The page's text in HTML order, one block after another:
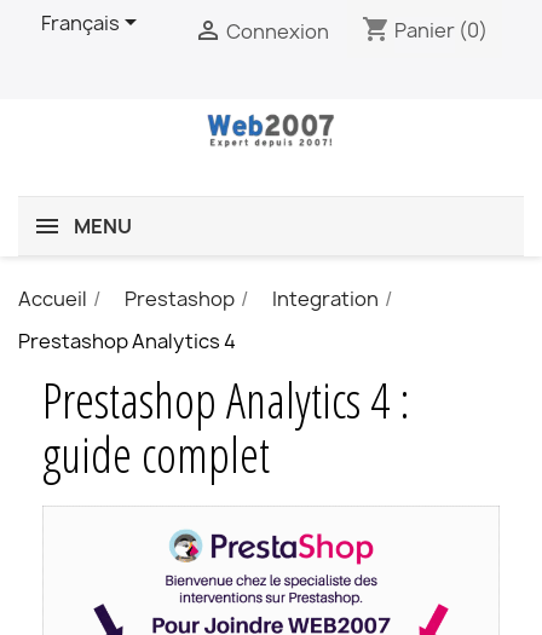
Français  Connexion shopping_cart Panier (0)
MENU
Accueil Prestashop
Integration
Prestashop Analytics 4
Prestashop Analytics 4 :
guide complet